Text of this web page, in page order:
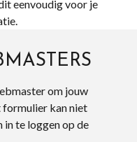
eenvoudig voor je
om jouw
formulier kan niet
te loggen op de